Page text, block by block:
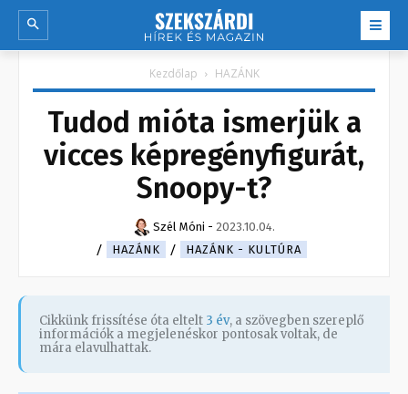
Kezdőlap HAZÁNK
Tudod mióta ismerjük a
vicces képregényfigurát,
Snoopy-t?
Szél Móni - 2023.10.04.
HAZÁNK
HAZÁNK - KULTÚRA
Cikkünk frissítése óta eltelt 3 év, a szövegben szereplő
információk a megjelenéskor pontosak voltak, de
mára elavulhattak.